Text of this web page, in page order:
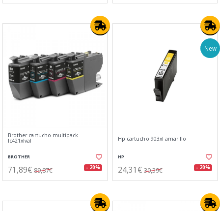
Brother cartucho multipack
lc421xlval
BROTHER
71,89€ 89,87€ - 20%
New
Hp cartucho 903xl amarillo
HP
24,31€ 30,39€ - 20%